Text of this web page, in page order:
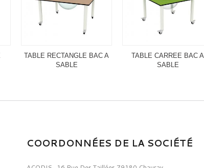
TABLE RECTANGLE BAC A
SABLE
TABLE CARREE BAC A
SABLE
COORDONNÉES DE LA SOCIÉTÉ